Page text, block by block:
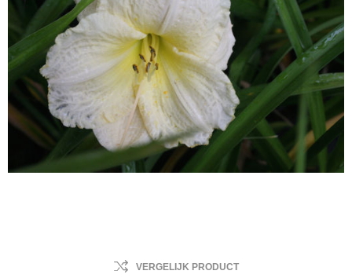
VERGELIJK PRODUCT